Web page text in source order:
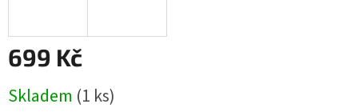
699 Kč
cena:
Skladem (1 ks)